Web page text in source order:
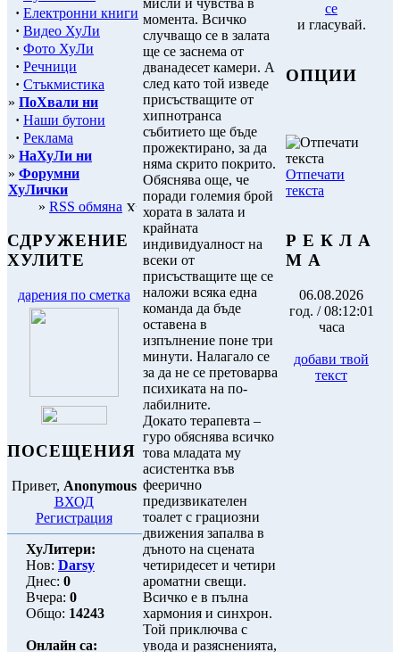
· Електронни книги
· Видео ХуЛи
· Фото ХуЛи
· Речници
· Стъкмистика
» ПоХвали ни
· Наши бутони
· Реклама
» НаХуЛи ни
» Форумни
ХуЛички
» RSS обмяна
СДРУЖЕНИЕ
ХУЛИТЕ
дарения по сметка
ПОСЕЩЕНИЯ
Привет, Anonymous
ВХОД
Регистрация
ХуЛитери:
Нов: Darsy
Днес: 0
Вчера: 0
Общо: 14243
Онлайн са:
мисли и чувства в
момента. Всичко
случващо се в залата
ще се заснема от
дванадесет камери. А
след като той изведе
присъстващите от
хипнотранса
събитието ще бъде
прожектирано, за да
няма скрито покрито.
Обяснява още, че
поради големия брой
хората в залата и
крайната
индивидуалност на
всеки от
присъстващите ще се
наложи всяка една
команда да бъде
оставена в
изпълнение поне три
минути. Налагало се
за да не се претоварва
психиката на по-
лабилните.
Докато терапевта –
гуро обяснява всичко
това младата му
асистентка във
феерично
предизвикателен
тоалет с грациозни
движения запалва в
дъното на сцената
четиридесет и четири
ароматни свещи.
Всичко е в пълна
хармония и синхрон.
Той приключва с
увода и разясненията,
се
и гласувай.
ОПЦИИ
Отпечати
текста
Р Е К Л А
М А
06.08.2026
год. / 08:12:01
часа
добави твой
текст